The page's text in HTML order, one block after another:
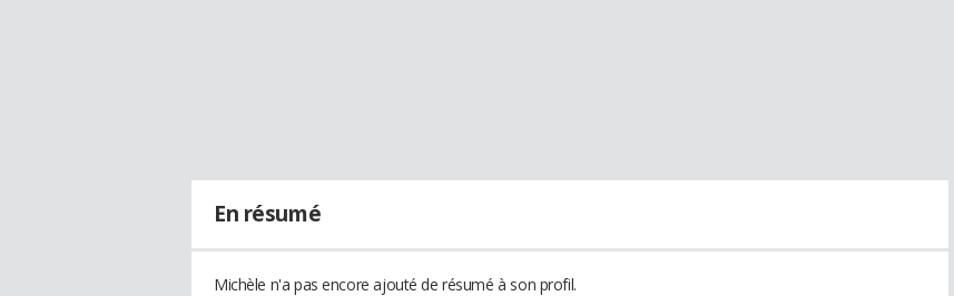
En résumé
Michèle n'a pas encore ajouté de résumé à son profil.